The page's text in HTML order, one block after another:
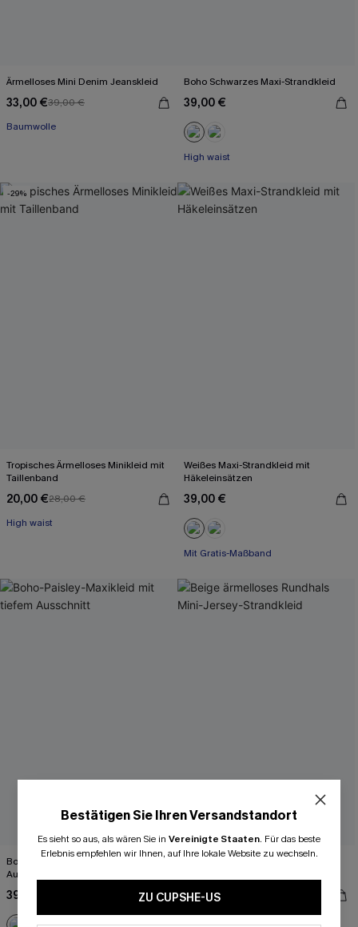
Ärmelloses Mini Denim Jeanskleid
33,00 €39,00 €
Baumwolle
Boho Schwarzes Maxi-Strandkleid
39,00 €
High waist
-29%
Tropisches Ärmelloses Minikleid mit
Taillenband
20,00 €28,00 €
High waist
Weißes Maxi-Strandkleid mit
Häkeleinsätzen
39,00 €
Mit Gratis-Maßband
Mit Gratis-Maßband
Boho-Paisley-Maxikleid mit tiefem
Ausschnitt
39,00 € 39,00 €
High waist
Bestätigen Sie Ihren Versandstandort
Es sieht so aus, als wären Sie in Vereinigte Staaten. Für das beste
Erlebnis empfehlen wir Ihnen, auf Ihre lokale Website zu wechseln.
ZU CUPSHE-US